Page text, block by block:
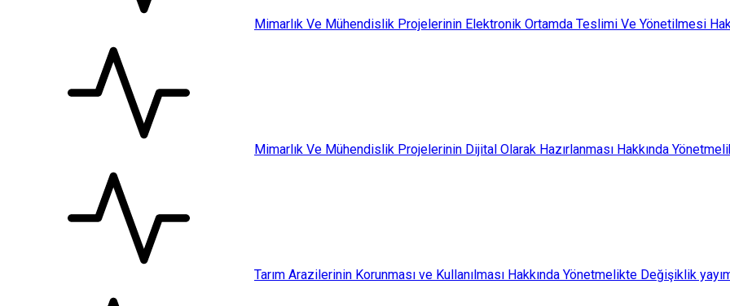
Mimarlık Ve Mühendislik Projelerinin Elektronik Ortamda Teslimi Ve Yönetilmesi
Mimarlık Ve Mühendislik Projelerinin Dijital Olarak Hazırlanması Hakkında
Tarım Arazilerinin Korunması ve Kullanılması Hakkında Yönetmelikte Değişiklik